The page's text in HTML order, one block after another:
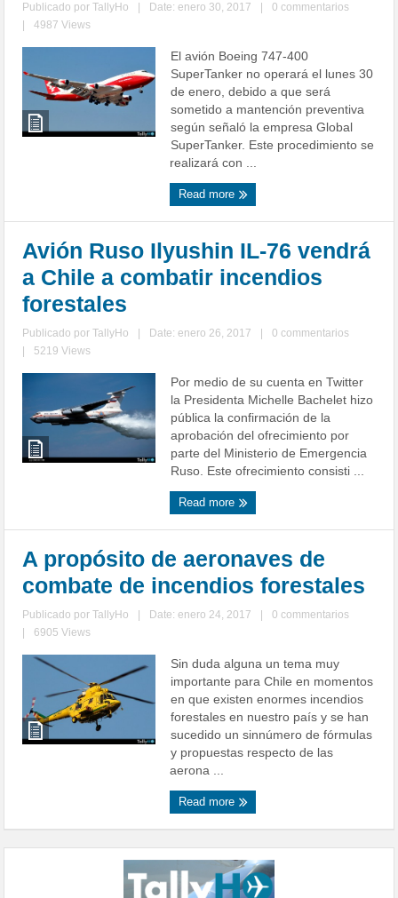
Publicado porTallyHo Date: enero 30, 2017
0 commentarios
4987 Views
El avión Boeing 747-400
SuperTanker no operará el lunes 30
de enero, debido a que será
sometido a mantención preventiva
según señaló la empresa Global
SuperTanker. Este procedimiento se
realizará con ...
Read more
Avión Ruso Ilyushin IL-76 vendrá
a Chile a combatir incendios
forestales
Publicado porTallyHo Date: enero 26, 2017
0 commentarios
5219 Views
Por medio de su cuenta en Twitter
la Presidenta Michelle Bachelet hizo
pública la confirmación de la
aprobación del ofrecimiento por
parte del Ministerio de Emergencia
Ruso. Este ofrecimiento consisti ...
Read more
A propósito de aeronaves de
combate de incendios forestales
Publicado porTallyHo Date: enero 24, 2017
0 commentarios
6905 Views
Sin duda alguna un tema muy
importante para Chile en momentos
en que existen enormes incendios
forestales en nuestro país y se han
sucedido un sinnúmero de fórmulas
y propuestas respecto de las
aerona ...
Read more